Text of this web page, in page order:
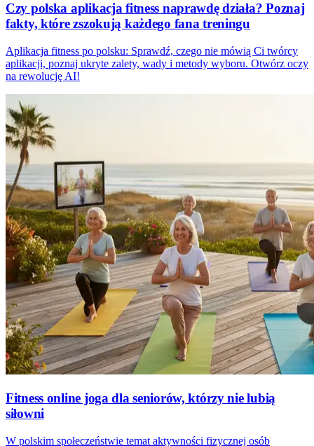
Czy polska aplikacja fitness naprawdę działa? Poznaj
fakty, które zszokują każdego fana treningu
Aplikacja fitness po polsku: Sprawdź, czego nie mówią Ci twórcy
aplikacji, poznaj ukryte zalety, wady i metody wyboru. Otwórz oczy
na rewolucję AI!
Fitness online joga dla seniorów, którzy nie lubią
siłowni
W polskim społeczeństwie temat aktywności fizycznej osób